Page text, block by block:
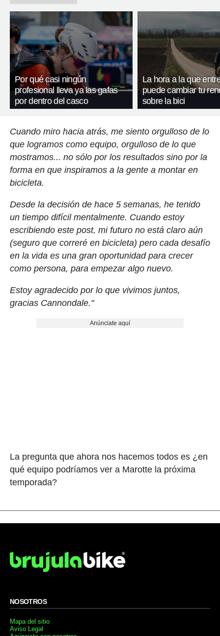
Por qué casi ningún
profesional lleva ya las gafas
por dentro del casco
La hora a la que
puede cambiar tu
sobre la bici
Cuando miro hacia atrás, me siento orgulloso de lo
que logramos como equipo, orgulloso de lo que
mostramos... no sólo por los resultados sino por la
forma en que inspiramos a la gente a montar en
bicicleta.
Desde la decisión de hace 5 semanas, he tenido
un tiempo difícil mentalmente. Cuando estoy
escribiendo este post, mi futuro no está claro aún
(seguro que correré en bicicleta) pero cada desafío
en la vida es una gran oportunidad para crecer
como persona, para empezar algo nuevo.
Estoy agradecido por lo que vivimos juntos,
gracias Cannondale."
Anúnciate aquí
La pregunta que ahora nos hacemos todos es ¿en
qué equipo podríamos ver a Marotte la próxima
temporada?
NOSOTROS
Mapa del sitio
Aviso Legal